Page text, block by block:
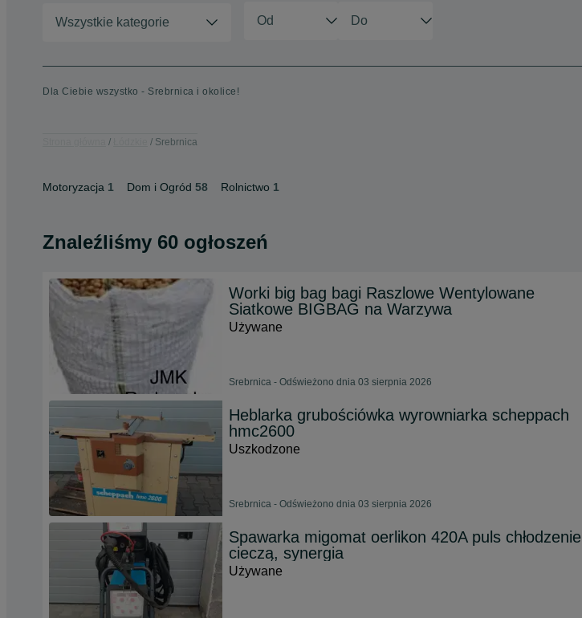
Wszystkie kategorie
Dla Ciebie wszystko - Srebrnica i okolice!
Srebrnica
Motoryzacja 1 Dom i Ogród 58 Rolnictwo 1
Znaleźliśmy 60 ogłoszeń
Worki big bag bagi Raszlowe Wentylowane
Siatkowe BIGBAG na Warzywa
Używane
Srebrnica - Odświeżono dnia 03 sierpnia 2026
Heblarka grubościówka wyrowniarka scheppach
hmc2600
Uszkodzone
Srebrnica - Odświeżono dnia 03 sierpnia 2026
Spawarka migomat oerlikon 420A puls chłodzenie
cieczą, synergia
Używane